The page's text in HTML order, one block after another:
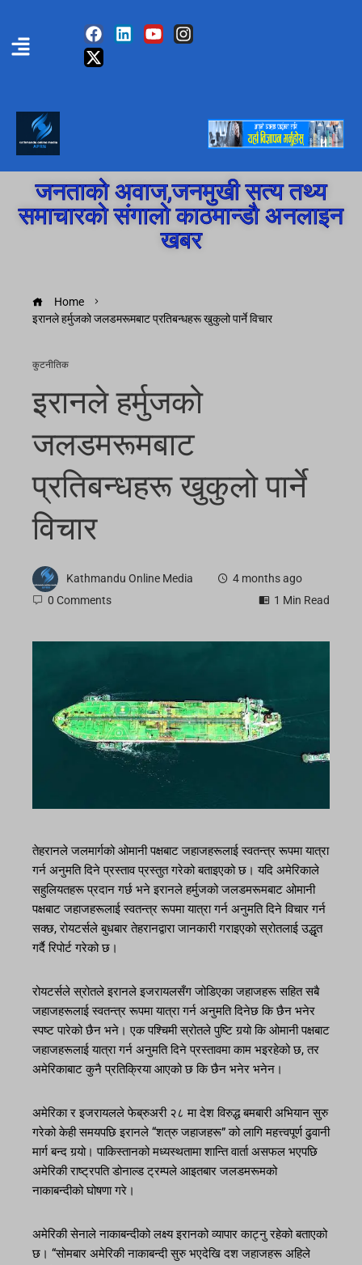
जनताको अवाज,जनमुखी सत्य तथ्य
समाचारको संगालो काठमान्डौ अनलाइन
खबर
Home
इरानले हर्मुजको जलडमरूमबाट प्रतिबन्धहरू खुकुलो पार्ने विचार
कुटनीतिक
इरानले हर्मुजको
जलडमरूमबाट
प्रतिबन्धहरू खुकुलो पार्ने
विचार
Kathmandu Online Media
4 months ago
0 Comments
1 Min Read
तेहरानले जलमार्गको ओमानी पक्षबाट जहाजहरूलाई स्वतन्त्र रूपमा यात्रा
गर्न अनुमति दिने प्रस्ताव प्रस्तुत गरेको बताइएको छ। यदि अमेरिकाले
सहुलियतहरू प्रदान गर्छ भने इरानले हर्मुजको जलडमरूमबाट ओमानी
पक्षबाट जहाजहरूलाई स्वतन्त्र रूपमा यात्रा गर्न अनुमति दिने विचार गर्न
सक्छ, रोयटर्सले बुधबार तेहरानद्वारा जानकारी गराइएको स्रोतलाई उद्धृत
गर्दै रिपोर्ट गरेको छ।
रोयटर्सले स्रोतले इरानले इजरायलसँग जोडिएका जहाजहरू सहित सबै
जहाजहरूलाई स्वतन्त्र रूपमा यात्रा गर्न अनुमति दिनेछ कि छैन भनेर
स्पष्ट पारेको छैन भने। एक पश्चिमी स्रोतले पुष्टि गर्‍यो कि ओमानी पक्षबाट
जहाजहरूलाई यात्रा गर्न अनुमति दिने प्रस्तावमा काम भइरहेको छ, तर
अमेरिकाबाट कुनै प्रतिक्रिया आएको छ कि छैन भनेर भनेन।
अमेरिका र इजरायलले फेब्रुअरी २८ मा देश विरुद्ध बमबारी अभियान सुरु
गरेको केही समयपछि इरानले “शत्रु जहाजहरू” को लागि महत्त्वपूर्ण ढुवानी
मार्ग बन्द गर्‍यो। पाकिस्तानको मध्यस्थतामा शान्ति वार्ता असफल भएपछि
अमेरिकी राष्ट्रपति डोनाल्ड ट्रम्पले आइतबार जलडमरूमको
नाकाबन्दीको घोषणा गरे।
अमेरिकी सेनाले नाकाबन्दीको लक्ष्य इरानको व्यापार काट्नु रहेको बताएको
छ। “सोमबार अमेरिकी नाकाबन्दी सुरु भएदेखि दश जहाजहरू अहिले